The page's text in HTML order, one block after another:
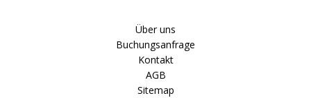
Über uns
Buchungsanfrage
Kontakt
AGB
Sitemap